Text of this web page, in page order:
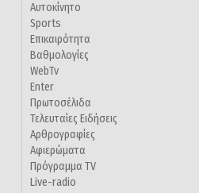
Αυτοκίνητο
Sports
Επικαιρότητα
Βαθμολογίες
WebTv
Enter
Πρωτοσέλιδα
Τελευταίες Ειδήσεις
Αρθρογραφίες
Αφιερώματα
Πρόγραμμα TV
Live-radio